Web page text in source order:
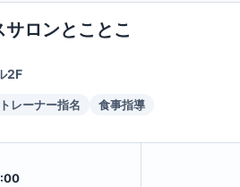
ロンとことこ
2F
トレーナー指名 食事指導